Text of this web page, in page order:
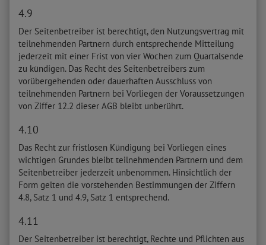
4.9
Der Seitenbetreiber ist berechtigt, den Nutzungsvertrag mit
teilnehmenden Partnern durch entsprechende Mitteilung
jederzeit mit einer Frist von vier Wochen zum Quartalsende
zu kündigen. Das Recht des Seitenbetreibers zum
vorübergehenden oder dauerhaften Ausschluss von
teilnehmenden Partnern bei Vorliegen der Voraussetzungen
von Ziffer 12.2 dieser AGB bleibt unberührt.
4.10
Das Recht zur fristlosen Kündigung bei Vorliegen eines
wichtigen Grundes bleibt teilnehmenden Partnern und dem
Seitenbetreiber jederzeit unbenommen. Hinsichtlich der
Form gelten die vorstehenden Bestimmungen der Ziffern
4.8, Satz 1 und 4.9, Satz 1 entsprechend.
4.11
Der Seitenbetreiber ist berechtigt, Rechte und Pflichten aus